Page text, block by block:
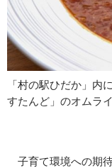
「村の駅ひだか」内
すたんど」のオムラ
子育て環境への期